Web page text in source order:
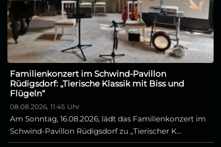
Familienkonzert im Schwind-Pavillon
Rüdigsdorf: „Tierische Klassik mit Biss und
Flügeln“
08.08.2026, 11:45 Uhr
Am Sonntag, 16.08.2026, lädt das Familienkonzert im
Schwind-Pavillon Rüdigsdorf zu „Tierischer K...